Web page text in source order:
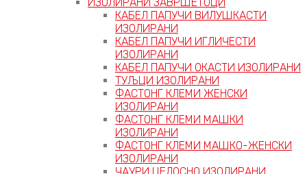
КАБЕЛ ПАПУЧИ ВИЛУШКАСТИ
ИЗОЛИРАНИ
КАБЕЛ ПАПУЧИ ИГЛИЧЕСТИ
ИЗОЛИРАНИ
КАБЕЛ ПАПУЧИ ОКАСТИ ИЗОЛИРАНИ
ТУЉЦИ ИЗОЛИРАНИ
ФАСТОНГ КЛЕМИ ЖЕНСКИ
ИЗОЛИРАНИ
ФАСТОНГ КЛЕМИ МАШКИ
ИЗОЛИРАНИ
ФАСТОНГ КЛЕМИ МАШКO-ЖЕНСКИ
ИЗОЛИРАНИ